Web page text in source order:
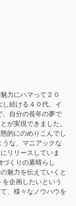
力にハマって２０
続ける４０代、イ
、自分の長年の夢で
が実現できました。
的にのめりこんでし
うな、マニアックな
リリースしていま
くりの素晴らし
魅力を伝えていくと
企画したいという
、様々なノウハウを